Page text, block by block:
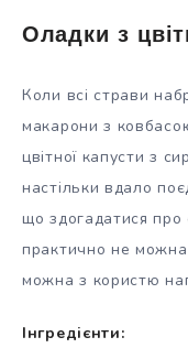
Оладки з
Коли всі страви
макарони з
цвітної капусти з
настільки вдало
що здогадатися
практично не
можна з користю
Інгредієнти: